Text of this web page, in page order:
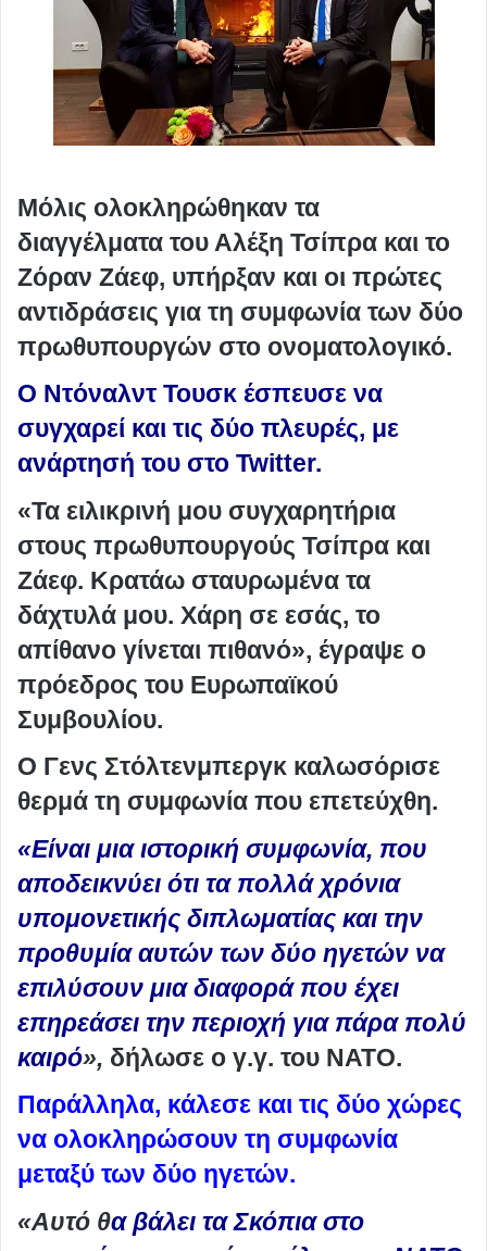
Μόλις ολοκληρώθηκαν τα
διαγγέλματα του Αλέξη Τσίπρα και το
Ζόραν Ζάεφ, υπήρξαν και οι πρώτες
αντιδράσεις για τη συμφωνία των δύο
πρωθυπουργών στο ονοματολογικό.
Ο Ντόναλντ Τουσκ έσπευσε να
συγχαρεί και τις δύο πλευρές, με
ανάρτησή του στο Twitter.
«Τα ειλικρινή μου συγχαρητήρια
στους πρωθυπουργούς Τσίπρα και
Ζάεφ. Κρατάω σταυρωμένα τα
δάχτυλά μου. Χάρη σε εσάς, το
απίθανο γίνεται πιθανό», έγραψε ο
πρόεδρος του Ευρωπαϊκού
Συμβουλίου.
Ο Γενς Στόλτενμπεργκ καλωσόρισε
θερμά τη συμφωνία που επετεύχθη.
«Είναι μια ιστορική συμφωνία, που
αποδεικνύει ότι τα πολλά χρόνια
υπομονετικής διπλωματίας και την
προθυμία αυτών των δύο ηγετών να
επιλύσουν μια διαφορά που έχει
επηρεάσει την περιοχή για πάρα πολύ
καιρό», δήλωσε ο γ.γ. του ΝΑΤΟ.
Παράλληλα, κάλεσε και τις δύο χώρες
να ολοκληρώσουν τη συμφωνία
μεταξύ των δύο ηγετών.
«Αυτό θα βάλει τα Σκόπια στο